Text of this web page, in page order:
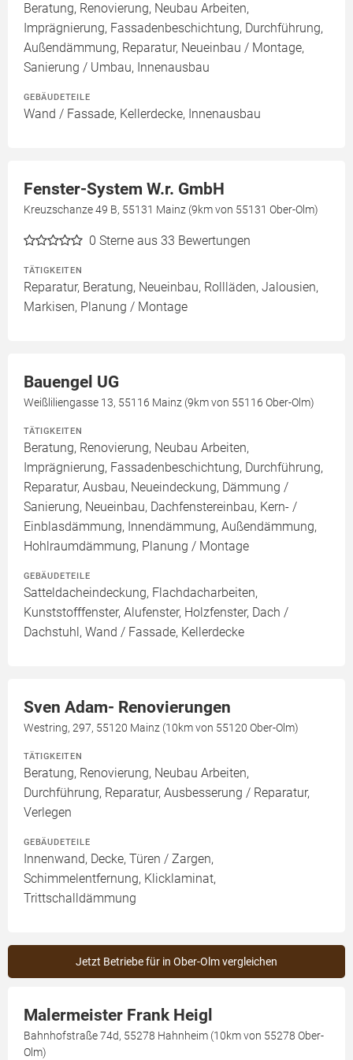
Beratung, Renovierung, Neubau Arbeiten,
Imprägnierung, Fassadenbeschichtung, Durchführung,
Außendämmung, Reparatur, Neueinbau / Montage,
Sanierung / Umbau, Innenausbau
GEBÄUDETEILE
Wand / Fassade, Kellerdecke, Innenausbau
Fenster-System W.r. GmbH
Kreuzschanze 49 B, 55131 Mainz (9km von 55131 Ober-Olm)
0 Sterne aus 33 Bewertungen
TÄTIGKEITEN
Reparatur, Beratung, Neueinbau, Rollläden, Jalousien,
Markisen, Planung / Montage
Bauengel UG
Weißliliengasse 13, 55116 Mainz (9km von 55116 Ober-Olm)
TÄTIGKEITEN
Beratung, Renovierung, Neubau Arbeiten,
Imprägnierung, Fassadenbeschichtung, Durchführung,
Reparatur, Ausbau, Neueindeckung, Dämmung /
Sanierung, Neueinbau, Dachfenstereinbau, Kern- /
Einblasdämmung, Innendämmung, Außendämmung,
Hohlraumdämmung, Planung / Montage
GEBÄUDETEILE
Satteldacheindeckung, Flachdacharbeiten,
Kunststofffenster, Alufenster, Holzfenster, Dach /
Dachstuhl, Wand / Fassade, Kellerdecke
Sven Adam- Renovierungen
Westring, 297, 55120 Mainz (10km von 55120 Ober-Olm)
TÄTIGKEITEN
Beratung, Renovierung, Neubau Arbeiten,
Durchführung, Reparatur, Ausbesserung / Reparatur,
Verlegen
GEBÄUDETEILE
Innenwand, Decke, Türen / Zargen,
Schimmelentfernung, Klicklaminat,
Trittschalldämmung
Jetzt Betriebe für in Ober-Olm vergleichen
Malermeister Frank Heigl
Bahnhofstraße 74d, 55278 Hahnheim (10km von 55278 Ober-
Olm)